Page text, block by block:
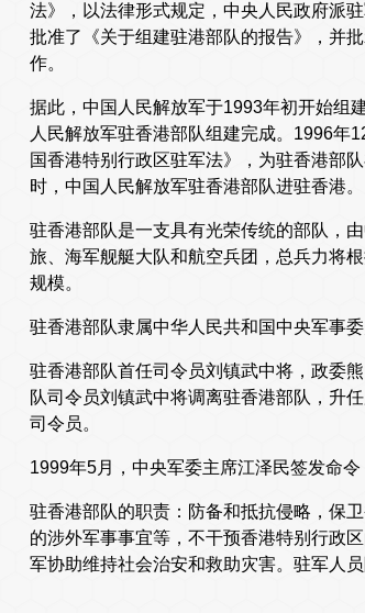
法》，以法律形式规定，中央人民政府派
批准了《关于组建驻港部队的报告》，并
作。
据此，中国人民解放军于1993年初开始组
人民解放军驻香港部队组建完成。1996年
国香港特别行政区驻军法》，为驻香港部
时，中国人民解放军驻香港部队进驻香港。
驻香港部队是一支具有光荣传统的部队，
旅、海军舰艇大队和航空兵团，总兵力将
规模。
驻香港部队隶属中华人民共和国中央军事委
驻香港部队首任司令员刘镇武中将，政委
队司令员刘镇武中将调离驻香港部队，升
司令员。
1999年5月，中央军委主席江泽民签发命
驻香港部队的职责：防备和抵抗侵略，保
的涉外军事事宜等，不干预香港特别行政
军协助维持社会治安和救助灾害。驻军人